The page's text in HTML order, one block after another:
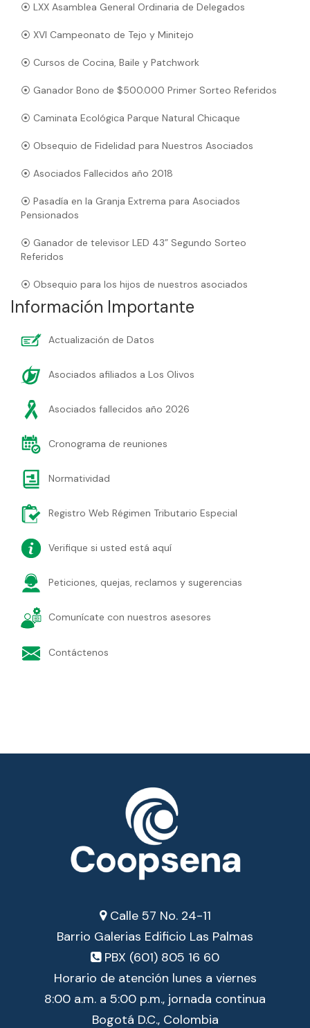
⦿ LXX Asamblea General Ordinaria de Delegados
⦿ XVI Campeonato de Tejo y Minitejo
⦿ Cursos de Cocina, Baile y Patchwork
⦿ Ganador Bono de $500.000 Primer Sorteo Referidos
⦿ Caminata Ecológica Parque Natural Chicaque
⦿ Obsequio de Fidelidad para Nuestros Asociados
⦿ Asociados Fallecidos año 2018
⦿ Pasadía en la Granja Extrema para Asociados
Pensionados
⦿ Ganador de televisor LED 43” Segundo Sorteo
Referidos
⦿ Obsequio para los hijos de nuestros asociados
Información Importante
Actualización de Datos
Asociados afiliados a Los Olivos
Asociados fallecidos año 2026
Cronograma de reuniones
Normatividad
Registro Web Régimen Tributario Especial
Verifique si usted está aquí
Peticiones, quejas, reclamos y sugerencias
Comunícate con nuestros asesores
Contáctenos
Calle 57 No. 24-11
Barrio Galerias Edificio Las Palmas
PBX (601) 805 16 60
Horario de atención lunes a viernes
8:00 a.m. a 5:00 p.m., jornada continua
Bogotá D.C., Colombia